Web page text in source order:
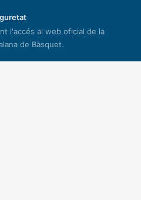
l'accés al web oficial de la
de Bàsquet.